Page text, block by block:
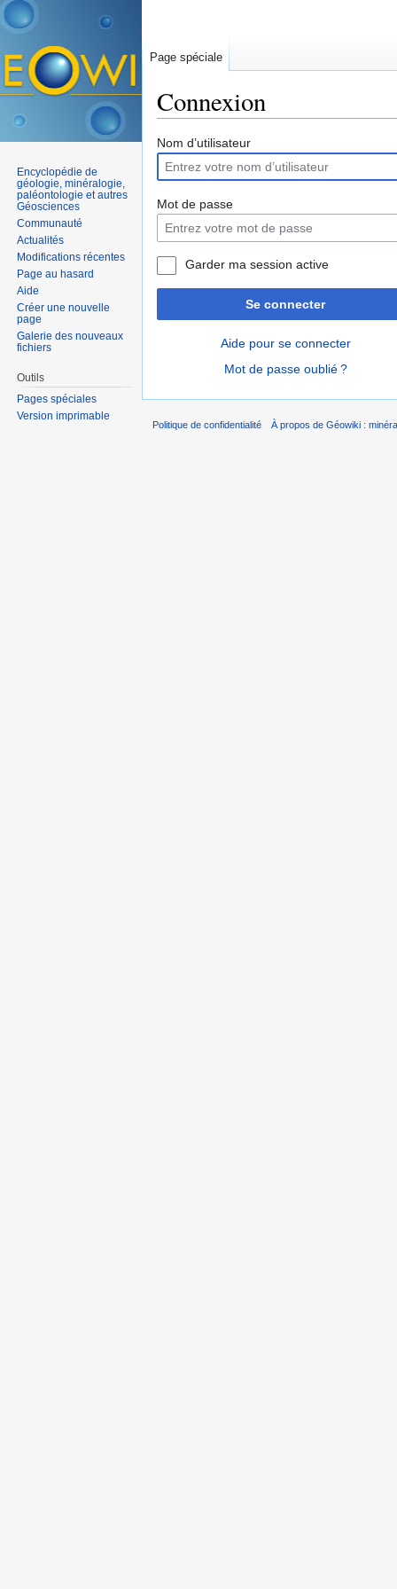
Connexion
Nom d’utilisateur
Mot de passe
Garder ma session active
Se connecter
Aide pour se connecter
Mot de passe oublié ?
Page spéciale
Encyclopédie de
géologie, minéralogie,
paléontologie et autres
Géosciences
Communauté
Actualités
Modifications récentes
Page au hasard
Aide
Créer une nouvelle
page
Galerie des nouveaux
fichiers
Outils
Pages spéciales
Version imprimable
Politique de confidentialité À propos de Géowiki :